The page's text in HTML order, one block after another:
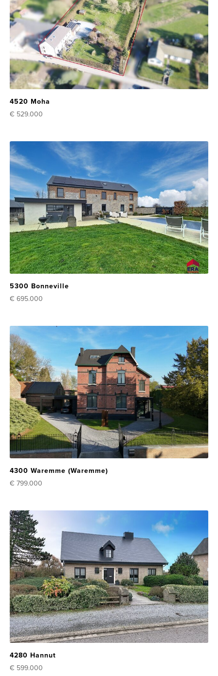
4520 Moha
€ 529.000
5300 Bonneville
€ 695.000
4300 Waremme (Waremme)
€ 799.000
4280 Hannut
€ 599.000